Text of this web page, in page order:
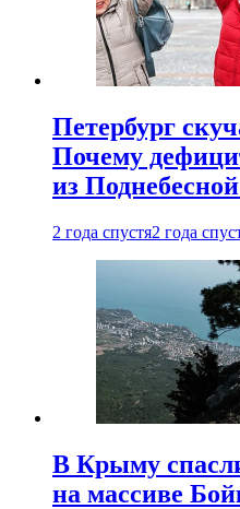
Петербург
Почему
из
2 года спустя2 года
В Крыму
на массиве